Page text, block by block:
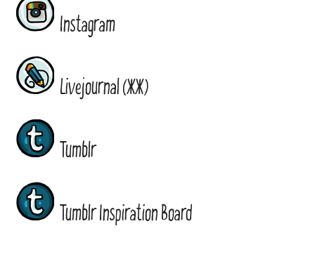
Instagram
Livejournal (ЖЖ)
Tumblr
Tumblr Inspiration Board